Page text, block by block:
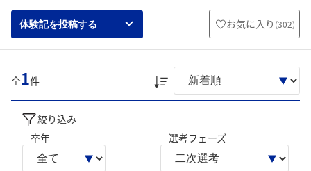
体験記を投稿する お気に入り (302)
全1件
絞り込み
卒年
選考フェーズ